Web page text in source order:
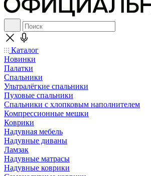
Каталог
Новинки
Палатки
Спальники
Ультралёгкие спальники
Пуховые спальники
Спальники с хлопковым наполнителем
Компрессионные мешки
Коврики
Надувная мебель
Надувные диваны
Ламзак
Надувные матрасы
Надувные коврики